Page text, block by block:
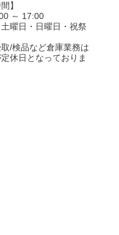
】
～ 17:00
曜日・日曜日・祝祭
/検品など倉庫業務は
休日となっておりま